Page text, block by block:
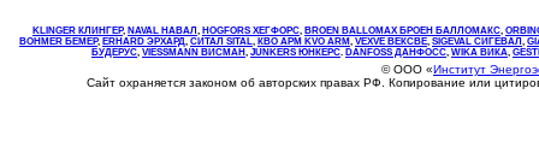
KLINGER КЛИНГЕР, NAVAL НАВАЛ , НOGFORS ХЕГФОРС, BROEN BALLOMAX БРОЕН БАЛЛОМАКС,
BOHMER БЕМЕР, ERHARD ЭРХАРД, СИТАЛ SITAL, КВО АРМ KVO ARM, VEXVE ВЕКСВЕ, SIGEVAL СИГЕВАЛ ,
БУДЕРУС, VIESSMANN ВИСМАН , JUNKERS ЮНКЕРС. DANFOSS ДАНФОСС, WIKA ВИКА,
© ООО «Институт
Сайт охраняется законом об авторских правах РФ. Копирование или